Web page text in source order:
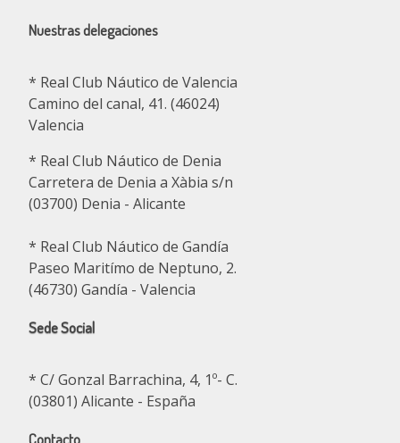
Nuestras delegaciones
* Real Club Náutico de Valencia
Camino del canal, 41. (46024)
Valencia
* Real Club Náutico de Denia
Carretera de Denia a Xàbia s/n
(03700) Denia - Alicante
* Real Club Náutico de Gandía
Paseo Maritímo de Neptuno, 2.
(46730) Gandía - Valencia
Sede Social
* C/ Gonzal Barrachina, 4, 1º- C.
(03801) Alicante - España
Contacto